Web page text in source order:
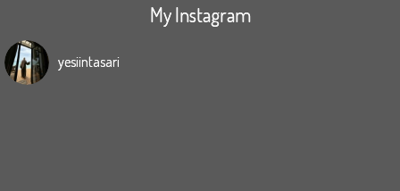
My Instagram
yesiintasari